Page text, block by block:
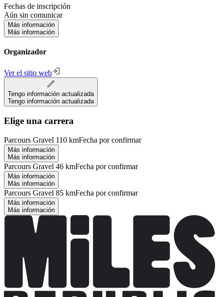
Fechas de inscripción
Aún sin comunicar
Más información
Más información
Organizador
Ver el sitio web
Tengo información actualizada
Tengo información actualizada
Elige una carrera
Parcours Gravel 110 kmFecha por confirmar
Más información
Más información
Parcours Gravel 46 kmFecha por confirmar
Más información
Más información
Parcours Gravel 85 kmFecha por confirmar
Más información
Más información